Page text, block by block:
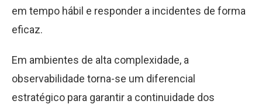
em tempo hábil e responder a incidentes de forma
eficaz.
Em ambientes de alta complexidade, a
observabilidade torna-se um diferencial
estratégico para garantir a continuidade dos